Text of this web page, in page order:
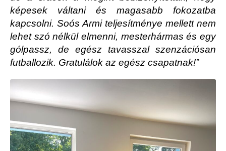
képesek váltani és magasabb fokozatba
kapcsolni. Soós Armi teljesítménye mellett nem
lehet szó nélkül elmenni, mesterhármas és egy
gólpassz, de egész tavasszal szenzációsan
futballozik. Gratulálok az egész csapatnak!”